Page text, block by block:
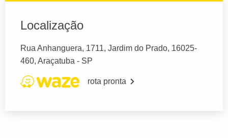
Localização
Rua Anhanguera, 1711, Jardim do Prado, 16025-
460, Araçatuba - SP
rota pronta